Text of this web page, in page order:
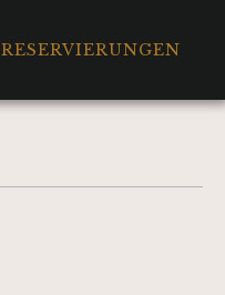
RESERVIERUNGEN